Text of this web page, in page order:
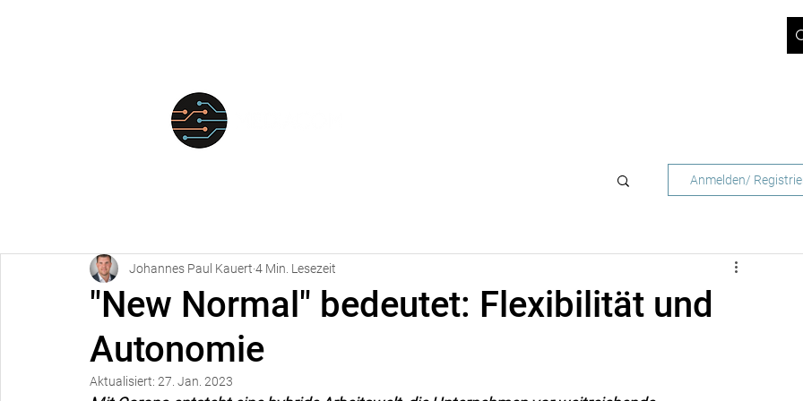
Anmelden/
"New Normal" bedeutet: Flexibilität und
Autonomie
Johannes Paul Kauert 4 Min. Lesezeit
Aktualisiert: 27. Jan. 2023